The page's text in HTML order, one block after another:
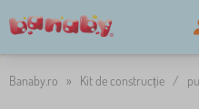
Banaby.ro » Kit de construcție /